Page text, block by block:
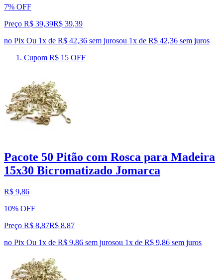
7% OFF
Preço R$ 39,39R$ 39,39
no Pix Ou 1x de R$ 42,36 sem jurosou 1x de R$ 42,36 sem juros
Cupom R$ 15 OFF
Pacote 50 Pitão com Rosca para Madeira
15x30 Bicromatizado Jomarca
R$ 9,86
10% OFF
Preço R$ 8,87R$ 8,87
no Pix Ou 1x de R$ 9,86 sem jurosou 1x de R$ 9,86 sem juros